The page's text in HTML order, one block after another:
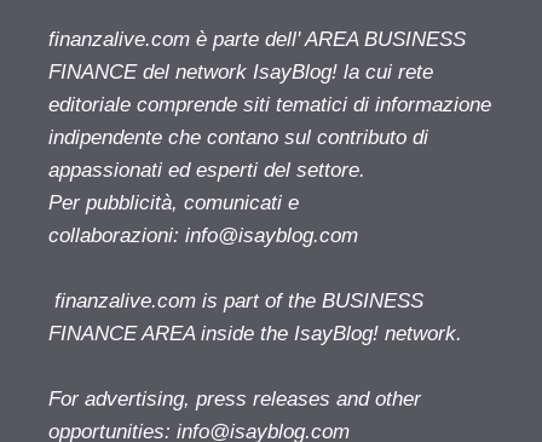
finanzalive.com è parte dell' AREA BUSINESS
FINANCE del network IsayBlog! la cui rete
editoriale comprende siti tematici di informazione
indipendente che contano sul contributo di
appassionati ed esperti del settore.
Per pubblicità, comunicati e
collaborazioni: info@isayblog.com
finanzalive.com is part of the BUSINESS
FINANCE AREA inside the IsayBlog! network.
For advertising, press releases and other
opportunities: info@isayblog.com